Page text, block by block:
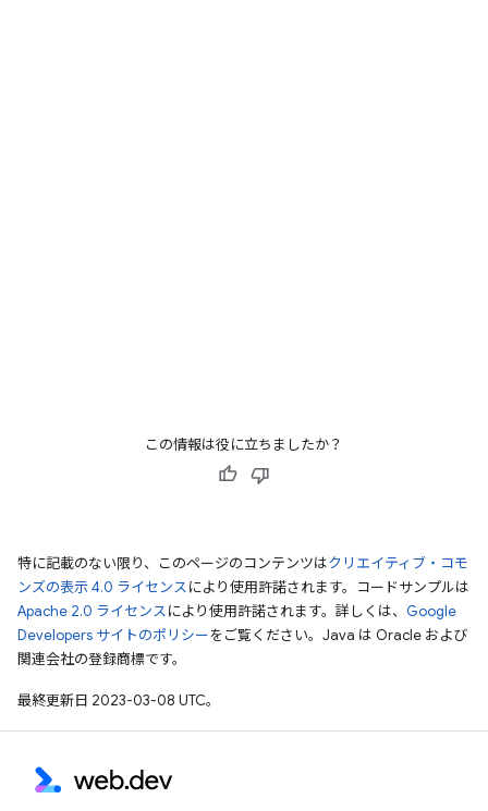
この情報は役に立ちましたか？
特に記載のない限り、このページのコンテンツはクリエイティブ・コモ
ンズの表示 4.0 ライセンスにより使用許諾されます。コードサンプルは
Apache 2.0 ライセンスにより使用許諾されます。詳しくは、 Google
Developers サイトのポリシーをご覧ください。Java は Oracle および
関連会社の登録商標です。
最終更新日 2023-03-08 UTC。